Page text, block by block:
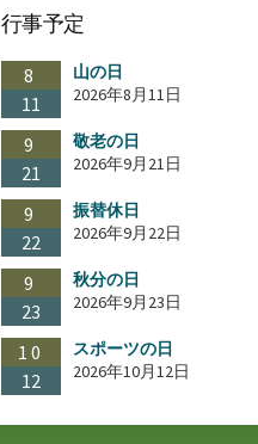
行事予定
8
11
山の日
2026年8月11日
9
21
敬老の日
2026年9月21日
9
22
振替休日
2026年9月22日
9
23
秋分の日
2026年9月23日
10
12
スポーツの日
2026年10月12日